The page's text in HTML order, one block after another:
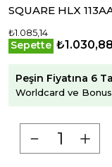
SQUARE HLX
₺1.085,14
Sepette ₺1.030,88
Peşin Fiyatına 6
Worldcard ve